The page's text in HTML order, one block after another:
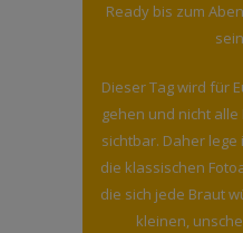
Ready bis zum
Dieser Tag wird für
gehen und nicht
sichtbar. Daher
die klassischen
die sich jede Braut
kleinen,